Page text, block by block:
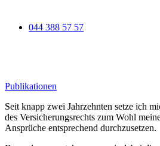
044 388 57 57
Publikationen
Seit knapp zwei Jahrzehnten setze ich
des Versicherungsrechts zum Wohl
Ansprüche entsprechend durchzusetzen.